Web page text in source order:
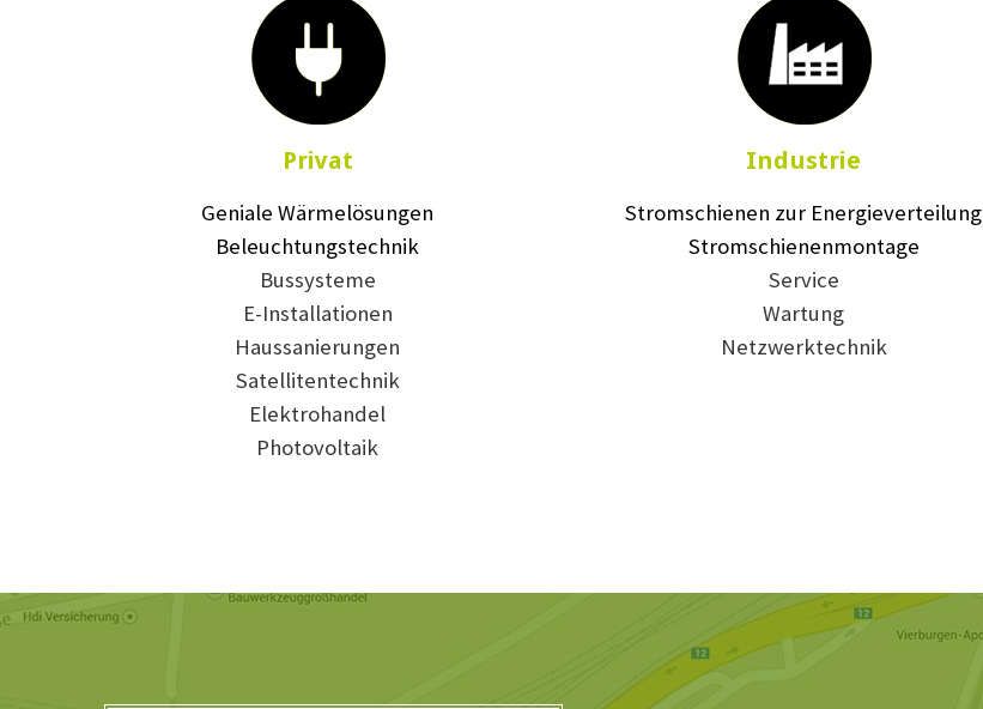
Privat
Geniale Wärmelösungen
Beleuchtungstechnik
Bussysteme
E-Installationen
Haussanierungen
Satellitentechnik
Elektrohandel
Photovoltaik
Industrie
Stromschienen zur Energieverteilung
Stromschienenmontage
Service
Wartung
Netzwerktechnik